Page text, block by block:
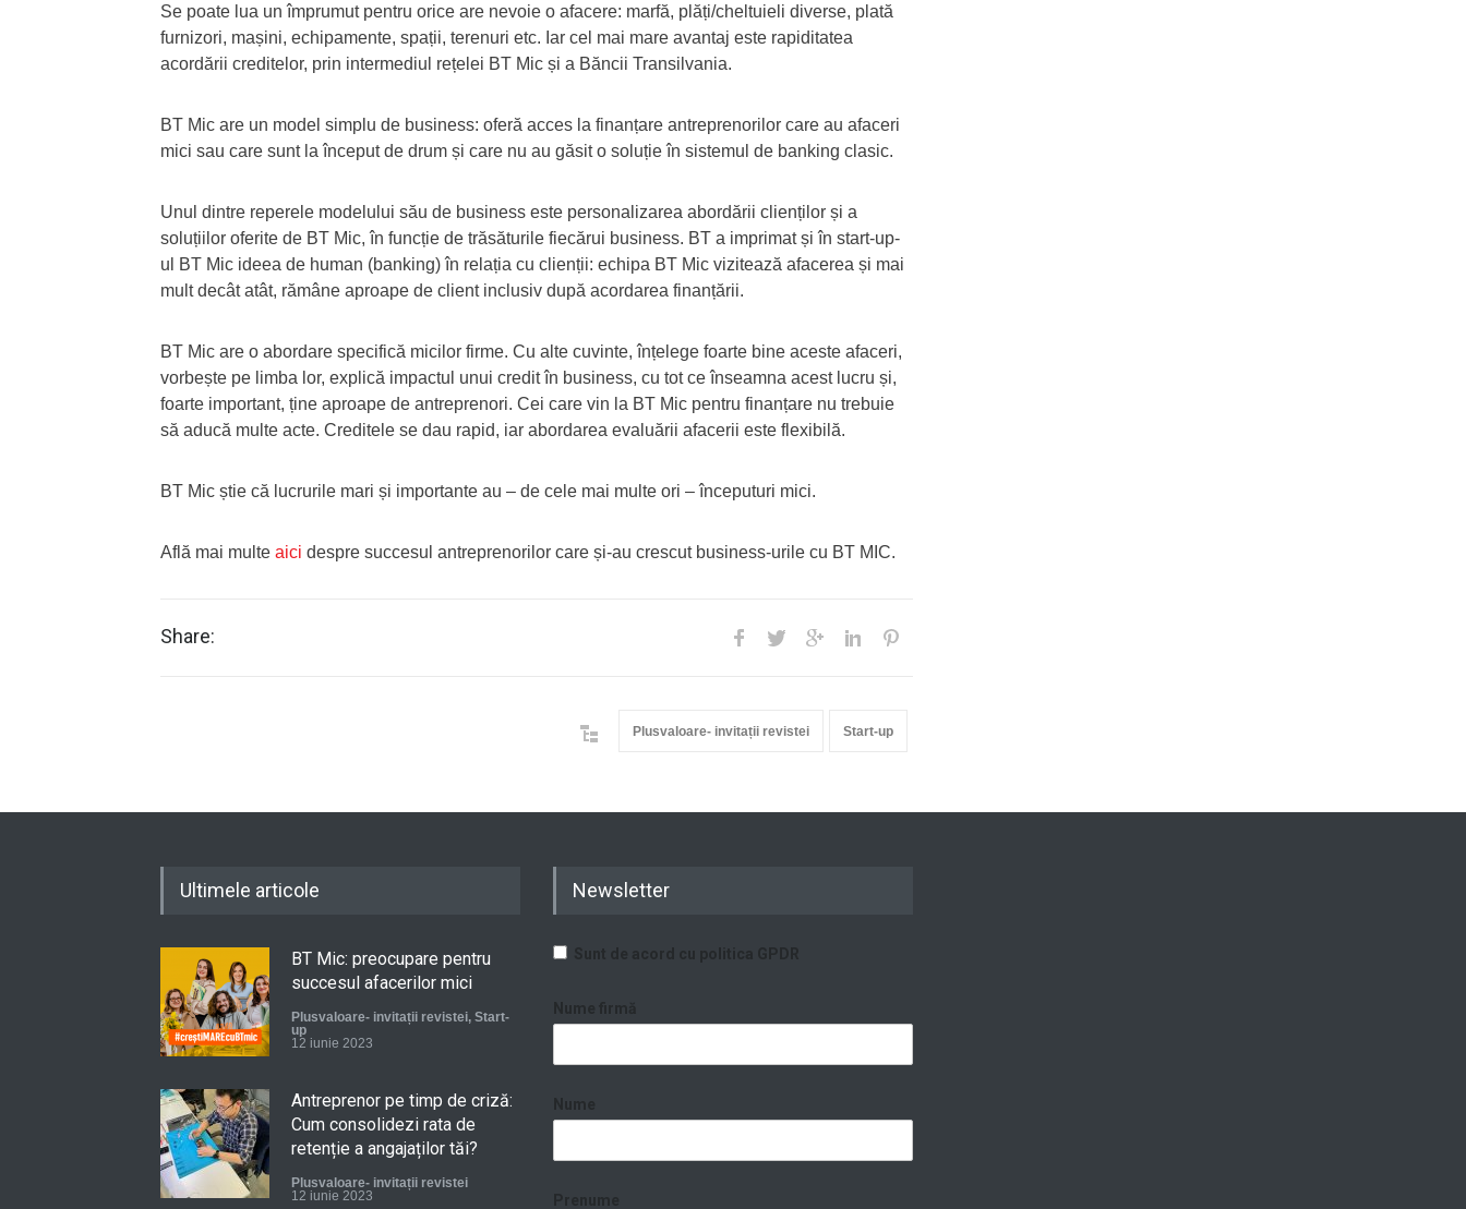
Se poate lua un împrumut pentru orice are nevoie o afacere: marfă, plăți/cheltuieli diverse, plată
furnizori, mașini, echipamente, spații, terenuri etc. Iar cel mai mare avantaj este rapiditatea
acordării creditelor, prin intermediul rețelei BT Mic și a Băncii Transilvania.
BT Mic are un model simplu de business: oferă acces la finanțare antreprenorilor care au afaceri
mici sau care sunt la început de drum și care nu au găsit o soluție în sistemul de banking clasic.
Unul dintre reperele modelului său de business este personalizarea abordării clienților și a
soluțiilor oferite de BT Mic, în funcție de trăsăturile fiecărui business. BT a imprimat și în start-up-
ul BT Mic ideea de human (banking) în relația cu clienții: echipa BT Mic vizitează afacerea și mai
mult decât atât, rămâne aproape de client inclusiv după acordarea finanțării.
BT Mic are o abordare specifică micilor firme. Cu alte cuvinte, înțelege foarte bine aceste afaceri,
vorbește pe limba lor, explică impactul unui credit în business, cu tot ce înseamna acest lucru și,
foarte important, ține aproape de antreprenori. Cei care vin la BT Mic pentru finanțare nu trebuie
să aducă multe acte. Creditele se dau rapid, iar abordarea evaluării afacerii este flexibilă.
BT Mic știe că lucrurile mari și importante au – de cele mai multe ori – începuturi mici.
Află mai multe aici despre succesul antreprenorilor care și-au crescut business-urile cu BT MIC.
Share:
Plusvaloare- invitații revistei Start-up
Ultimele articole
BT Mic: preocupare pentru
succesul afacerilor mici
Plusvaloare- invitații revistei, Start-
up
12 iunie 2023
Antreprenor pe timp de criză:
Cum consolidezi rata de
retenție a angajaților tăi?
Plusvaloare- invitații revistei
12 iunie 2023
Newsletter